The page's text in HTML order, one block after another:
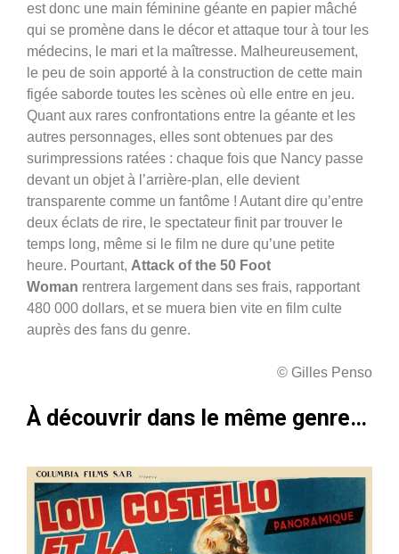
est donc une main féminine géante en papier mâché
qui se promène dans le décor et attaque tour à tour les
médecins, le mari et la maîtresse. Malheureusement,
le peu de soin apporté à la construction de cette main
figée saborde toutes les scènes où elle entre en jeu.
Quant aux rares confrontations entre la géante et les
autres personnages, elles sont obtenues par des
surimpressions ratées : chaque fois que Nancy passe
devant un objet à l’arrière-plan, elle devient
transparente comme un fantôme ! Autant dire qu’entre
deux éclats de rire, le spectateur finit par trouver le
temps long, même si le film ne dure qu’une petite
heure. Pourtant, Attack of the 50 Foot
Woman rentrera largement dans ses frais, rapportant
480 000 dollars, et se muera bien vite en film culte
auprès des fans du genre.
© Gilles Penso
À découvrir dans le même genre…